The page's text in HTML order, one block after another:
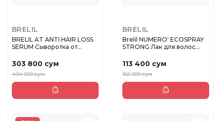
BRELIL
BRELIL AT ANTI HAIR LOSS
SERUM Сыворотка от
303 800 сум
434 000 сум
BRELIL
Brelil NUMERO' ECOSPRAY
STRONG Лак для волос
113 400 сум
162 000 сум